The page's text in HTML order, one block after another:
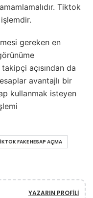
Tiktok
gereken en
açısından da
avantajlı bir
kullanmak isteyen
FAKE HESAP AÇMA
YAZARIN PROFILI